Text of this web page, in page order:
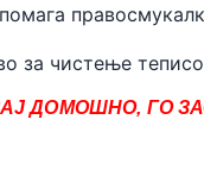
за чистење
ДОМОШНО, ГО